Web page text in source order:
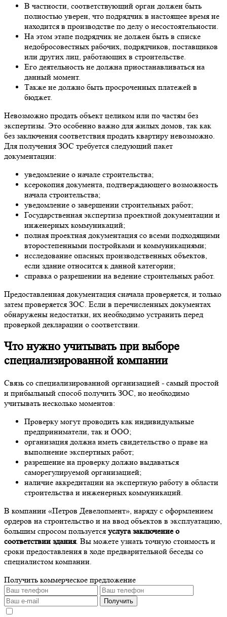
В частности, соответствующий орган должен быть
полностью уверен, что подрядчик в настоящее время не
находится в производстве по делу о несостоятельности.
На этом этапе подрядчик не должен быть в списке
недобросовестных рабочих, подрядчиков, поставщиков
или других лиц, работающих в строительстве.
Его деятельность не должна приостанавливаться на
данный момент.
Также не должно быть просроченных платежей в
бюджет.
Невозможно продать объект целиком или по частям без
экспертизы. Это особенно важно для жилых домов, так как
без заключения соответствия продать квартиру невозможно.
Для получения ЗОС требуется следующий пакет
документации:
уведомление о начале строительства;
ксерокопия документа, подтверждающего возможность
начала строительства;
уведомление о завершении строительных работ;
Государственная экспертиза проектной документации и
инженерных коммуникаций;
полная проектная документация со всеми подходящими
второстепенными постройками и коммуникациями;
исследование опасных производственных объектов,
если здание относится к данной категории;
справка о разрешении на ведение строительных работ.
Предоставленная документация сначала проверяется, и только
затем проверяется ЗОС. Если в перечисленных документах
обнаружены недостатки, их необходимо устранить перед
проверкой декларации о соответствии.
Что нужно учитывать при выборе
специализированной компании
Связь со специализированной организацией - самый простой
и прибыльный способ получить ЗОС, но необходимо
учитывать несколько моментов:
Проверку могут проводить как индивидуальные
предприниматели, так и ООО;
организация должна иметь свидетельство о праве на
выполнение экспертных работ;
разрешение на проверку должно выдаваться
саморегулируемой организацией;
наличие аккредитации на экспертную работу в области
строительства и инженерных коммуникаций.
В компании «Петров Девелопмент», наряду с оформлением
ордеров на строительство и на ввод объектов в эксплуатацию,
большим спросом пользуется услуга заключение о
соответствии здания. Вы можете узнать точную стоимость и
сроки предоставления в ходе предварительной беседы со
специалистом компании.
Получить коммерческое предложение
Получить